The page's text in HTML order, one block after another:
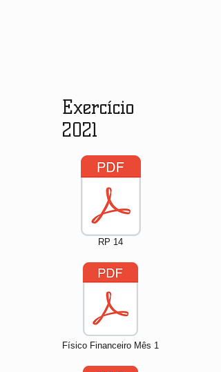
Exercício
2021
RP 14
Físico Financeiro Mês 1